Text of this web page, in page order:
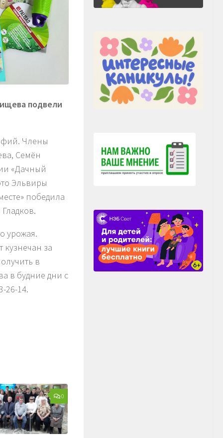
подвели
Члены
Семён
«Дачный
Эльвиры
победила
урожая.
за
в
в будние дни с
26-14.
0